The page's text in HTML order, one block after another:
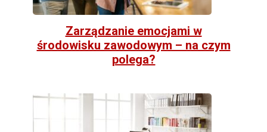
Zarządzanie emocjami w
środowisku zawodowym – na czym
polega?